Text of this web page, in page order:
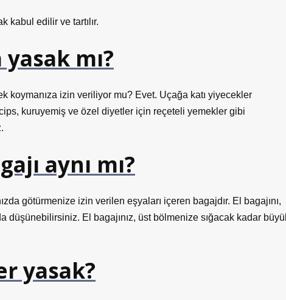
kabul edilir ve tartılır.
mı?
koymanıza izin veriliyor mu? Evet. Uçağa katı yiyecekler
kuruyemiş ve özel diyetler için reçeteli yemekler gibi
aynı mı?
götürmenize izin verilen eşyaları içeren bagajdır. El bagajını,
düşünebilirsiniz. El bagajınız, üst bölmenize sığacak kadar
yasak?